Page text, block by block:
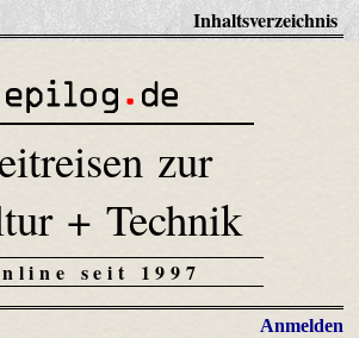
Inhaltsverzeichnis
zur
+ Technik
seit 1997
Anmelden